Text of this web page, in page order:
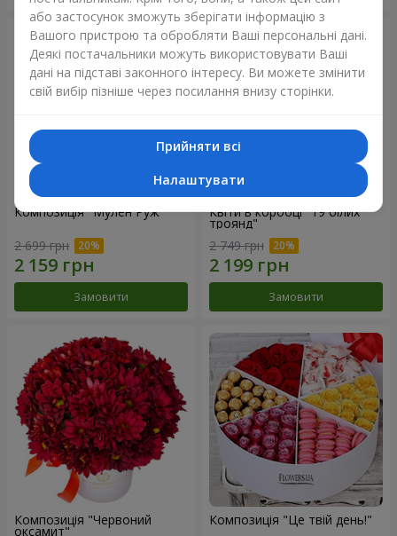
Композиція "Мулен Руж"
2 699 грн
Замовити
Квіти в коробці "19 білих
троянд"
2 749 грн
Замовити
Композиція "Червоний
оксамит"
Композиція "Це твій день!"
або застосунок зможуть зберігати інформацію з
Вашого пристрою та обробляти Ваші персональні дані.
Деякі постачальники можуть використовувати Ваші
дані на підставі законного інтересу. Ви можете змінити
свій вибір пізніше через посилання внизу сторінки.
Прийняти всі
Налаштувати